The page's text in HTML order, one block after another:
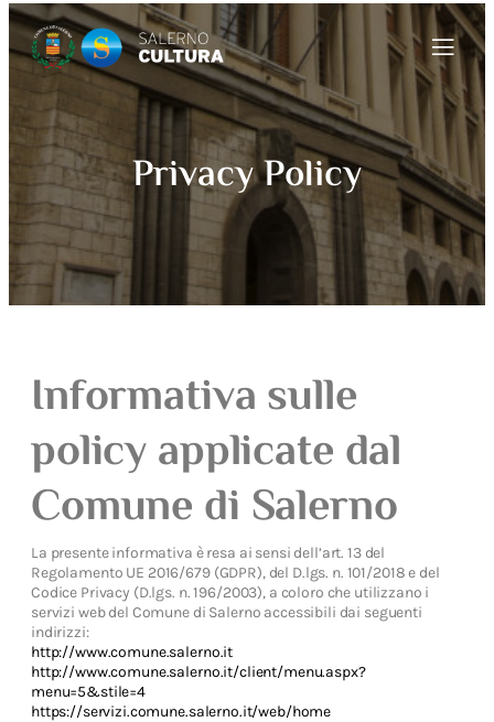
Privacy Policy
Informativa sulle
policy applicate dal
Comune di Salerno
La presente informativa è resa ai sensi dell’art. 13 del
Regolamento UE 2016/679 (GDPR), del D.lgs. n. 101/2018 e del
Codice Privacy (D.lgs. n. 196/2003), a coloro che utilizzano i
servizi web del Comune di Salerno accessibili dai seguenti
indirizzi:
http://www.comune.salerno.it
http://www.comune.salerno.it/client/menu.aspx?
menu=5&stile=4
https://servizi.comune.salerno.it/web/home